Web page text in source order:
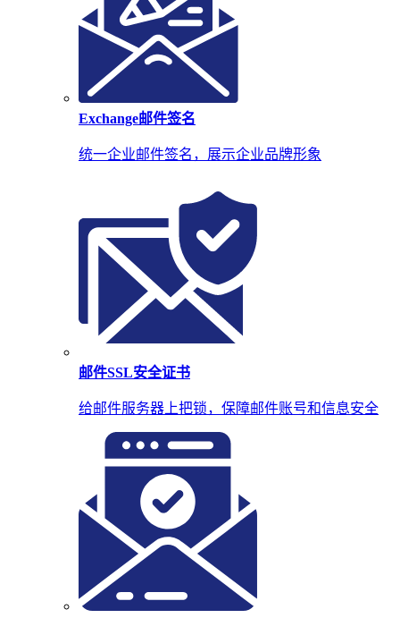
Exchange邮件签名
统一企业邮件签名，展示企业品牌形象
邮件SSL安全证书
给邮件服务器上把锁，保障邮件账号和信息安全